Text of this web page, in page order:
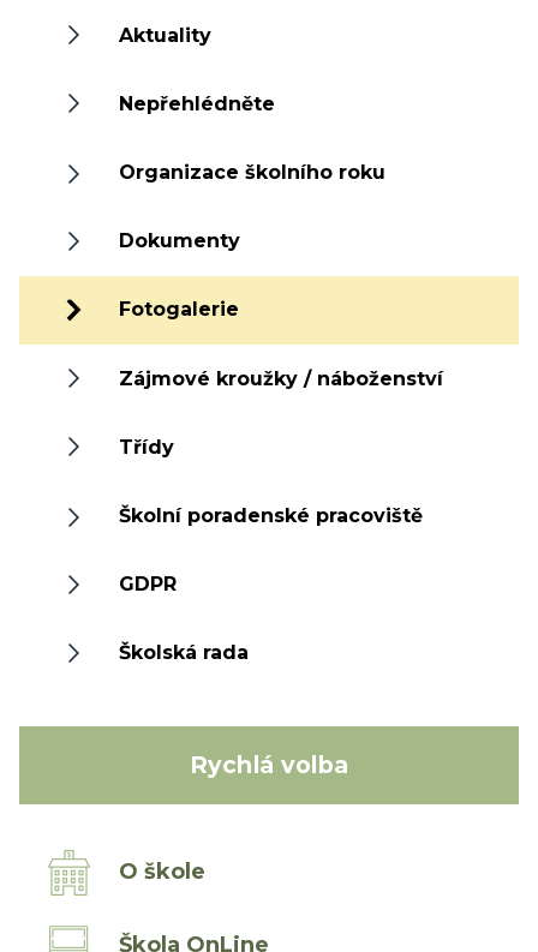
Aktuality
Nepřehlédněte
Organizace školního roku
Dokumenty
Fotogalerie
Zájmové kroužky / náboženství
Třídy
Školní poradenské pracoviště
GDPR
Školská rada
Rychlá volba
O škole
Škola OnLine